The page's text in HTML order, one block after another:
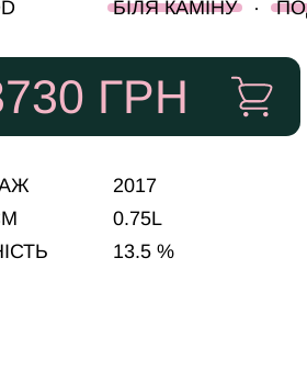
БІЛЯ КАМІНУ ·
ГРН
2017
0.75L
13.5 %